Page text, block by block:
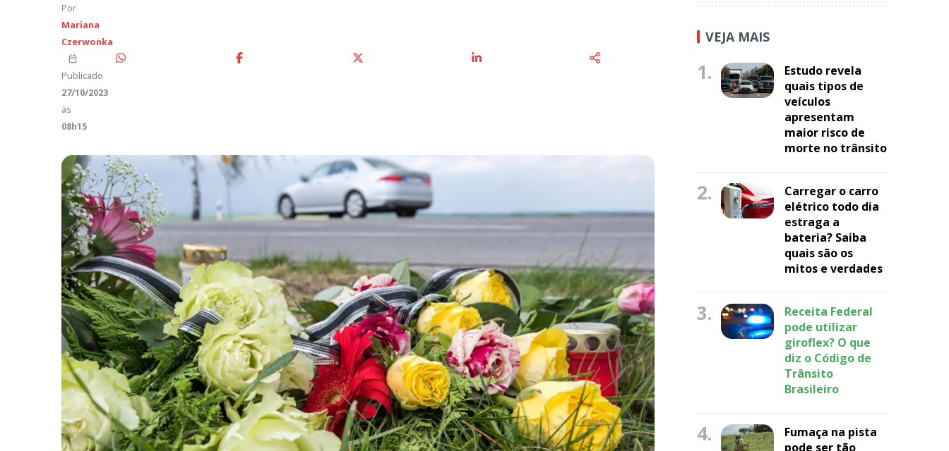
Por
Mariana
Czerwonka
Publicado
27/10/2023
às
08h15
VEJA MAIS
1.
Estudo revela
quais tipos de
veículos
apresentam
maior risco de
morte no trânsito
2.
Carregar o carro
elétrico todo dia
estraga a
bateria? Saiba
quais são os
mitos e verdades
3.
Receita Federal
pode utilizar
giroflex? O que
diz o Código de
Trânsito
Brasileiro
4.
Fumaça na pista
pode ser tão